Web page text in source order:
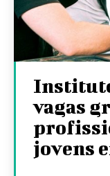
vagas
jovens